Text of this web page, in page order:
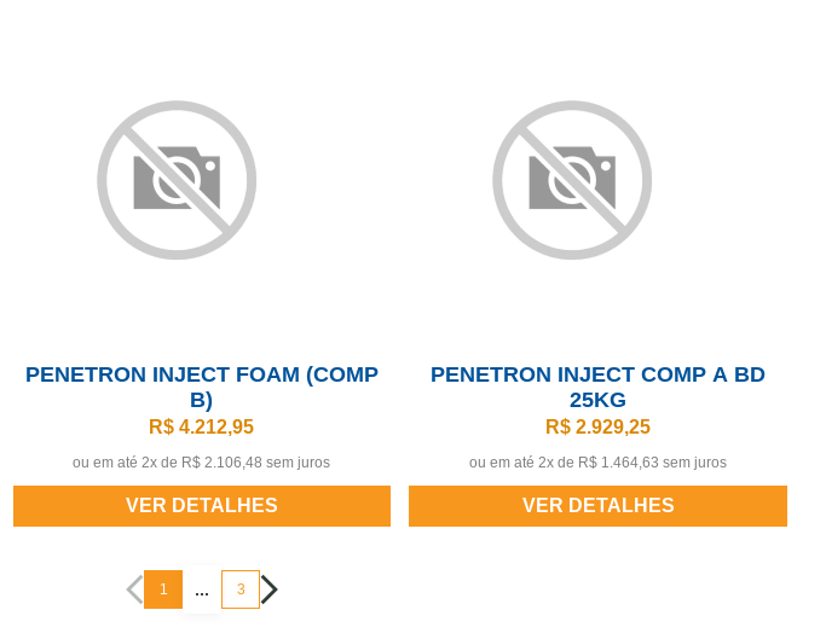
PENETRON INJECT FOAM (COMP
B)
R$ 4.212,95
ou em até 2x de R$ 2.106,48 sem juros
VER DETALHES
PENETRON INJECT COMP A BD
25KG
R$ 2.929,25
ou em até 2x de R$ 1.464,63 sem juros
VER DETALHES
1 ... 3